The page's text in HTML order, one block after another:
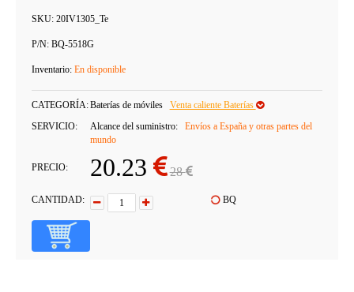
SKU: 20IV1305_Te
P/N: BQ-5518G
Inventario: En disponible
CATEGORÍA:Baterías de móviles
Venta caliente Baterías
SERVICIO:
Alcance del suministro:
Envíos a España y otras partes del
mundo
PRECIO: 20.23 28
CANTIDAD: BQ